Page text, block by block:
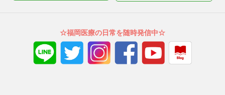
☆福岡医療の日常を随時発信中☆